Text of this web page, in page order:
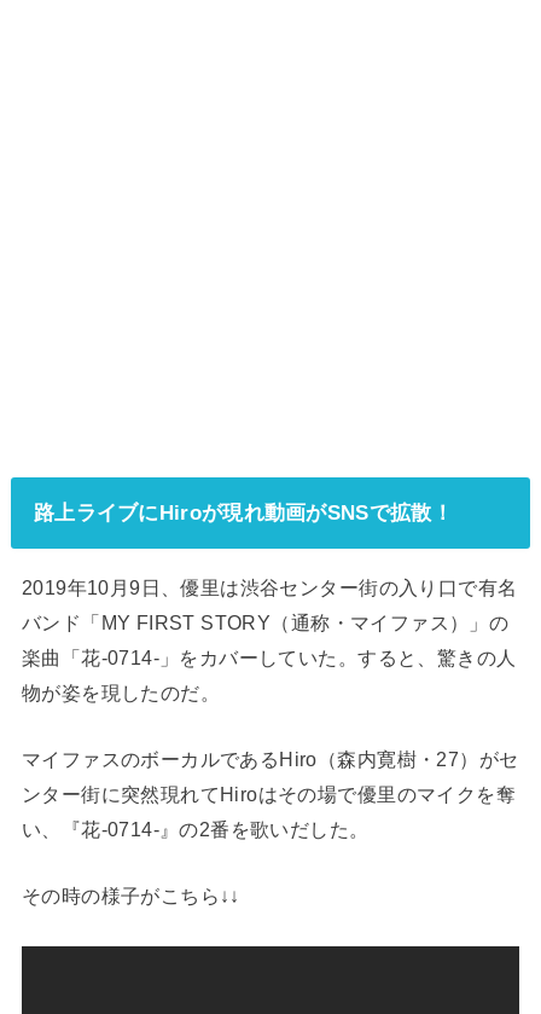
路上ライブにHiroが現れ動画がSNSで拡散！
2019年10月9日、優里は渋谷センター街の入り口で有名
バンド「MY FIRST STORY（通称・マイファス）」の
楽曲「花-0714-」をカバーしていた。すると、驚きの人
物が姿を現したのだ。
マイファスのボーカルであるHiro（森内寛樹・27）がセ
ンター街に突然現れてHiroはその場で優里のマイクを奪
い、『花-0714-』の2番を歌いだした。
その時の様子がこちら↓↓